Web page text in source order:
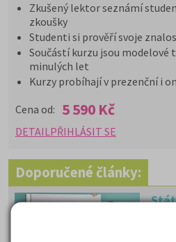
Zkušený lektor seznámí
zkoušky
Studenti si prověří svoje
Součástí kurzu jsou modelové
minulých let
Kurzy probíhají v prezenční i
Cena od: 5 590 Kč
DETAILPŘIHLÁSIT SE
Doporučené články: